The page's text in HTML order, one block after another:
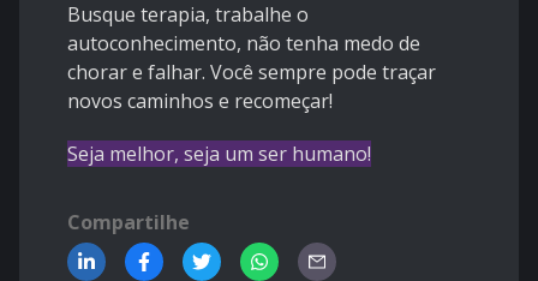
Busque terapia, trabalhe o
autoconhecimento, não tenha medo de
chorar e falhar. Você sempre pode traçar
novos caminhos e recomeçar!
Seja melhor, seja um ser humano!
Compartilhe